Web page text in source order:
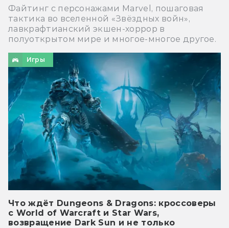
Файтинг с персонажами Marvel, пошаговая
тактика во вселенной «Звёздных войн»,
лавкрафтианский экшен-хоррор в
полуоткрытом мире и многое-многое другое.
Игры
Что ждёт Dungeons & Dragons: кроссоверы
с World of Warcraft и Star Wars,
возвращение Dark Sun и не только